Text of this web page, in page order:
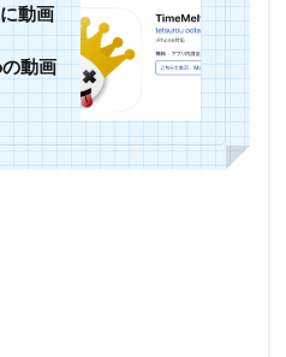
動画
動画